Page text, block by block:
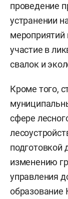
проведение
устранении
мероприятий
участие в
свалок и
Кроме того,
сфере
подготовкой
изменению
управления
образование